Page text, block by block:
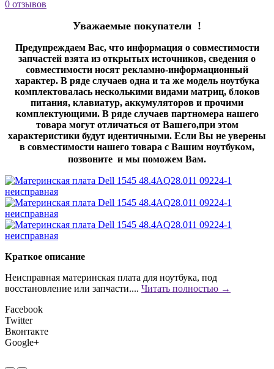
0 отзывов
Уважаемые покупатели !
Предупреждаем Вас, что информация о совместимости
запчастей взята из открытых источников, сведения о
совместимости носят рекламно-информационный
характер. В ряде случаев одна и та же модель ноутбука
комплектовалась несколькими видами матриц, блоков
питания, клавиатур, аккумуляторов и прочими
комплектующими. В ряде случаев партномера нашего
товара могут отличаться от Вашего,при этом
характеристики будут идентичными. Если Вы не уверены
в совместимости нашего товара с Вашим ноутбуком,
позвоните и мы поможем Вам.
Краткое описание
Неисправная материнская плата для ноутбука, под
восстановление или запчасти.... Читать полностью →
Facebook
Twitter
Вконтакте
Google+